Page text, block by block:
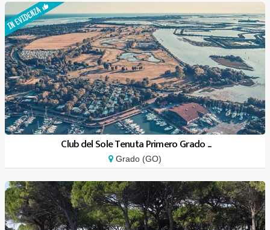
Club del Sole Tenuta Primero Grado ...
Grado (GO)